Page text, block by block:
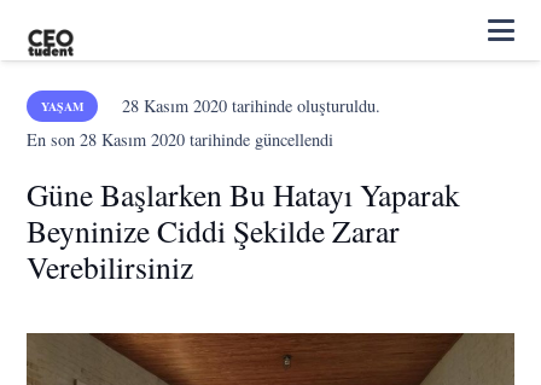
YAŞAM 28 Kasım 2020tarihinde oluşturuldu.
En son28 Kasım 2020 tarihinde güncellendi
Güne Başlarken Bu Hatayı Yaparak
Beyninize Ciddi Şekilde Zarar
Verebilirsiniz